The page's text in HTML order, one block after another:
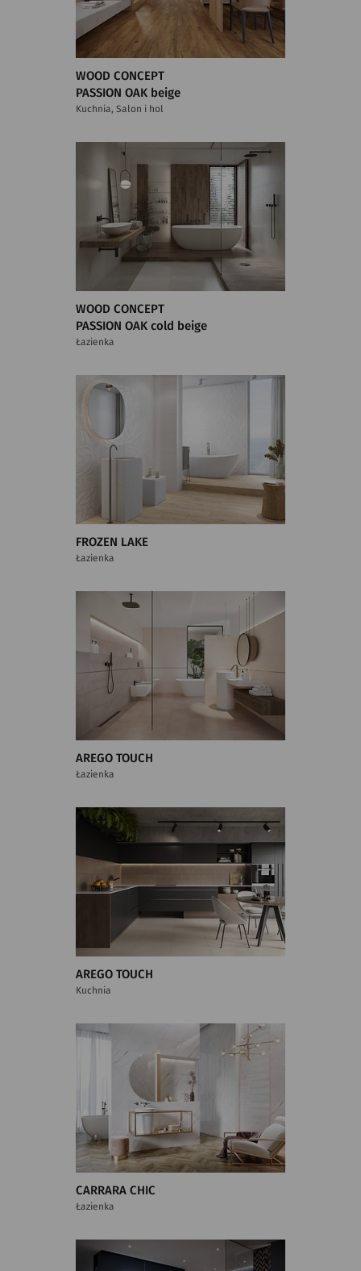
WOOD CONCEPT
PASSION OAK beige
Kuchnia, Salon i hol
WOOD CONCEPT
PASSION OAK cold beige
Łazienka
FROZEN LAKE
Łazienka
AREGO TOUCH
Łazienka
AREGO TOUCH
Kuchnia
CARRARA CHIC
Łazienka